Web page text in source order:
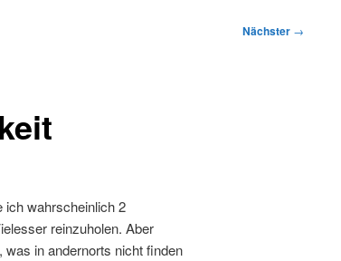
Nächster →
ich wahrscheinlich 2
reinzuholen. Aber
in andernorts nicht finden